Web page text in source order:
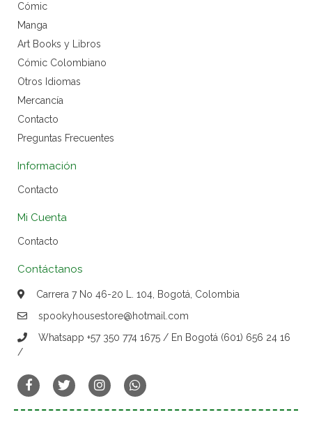
Cómic
Manga
Art Books y Libros
Cómic Colombiano
Otros Idiomas
Mercancía
Contacto
Preguntas Frecuentes
Información
Contacto
Mi Cuenta
Contacto
Contáctanos
Carrera 7 No 46-20 L. 104, Bogotá, Colombia
spookyhousestore@hotmail.com
Whatsapp +57 350 774 1675 / En Bogotá (601) 656 24 16
/